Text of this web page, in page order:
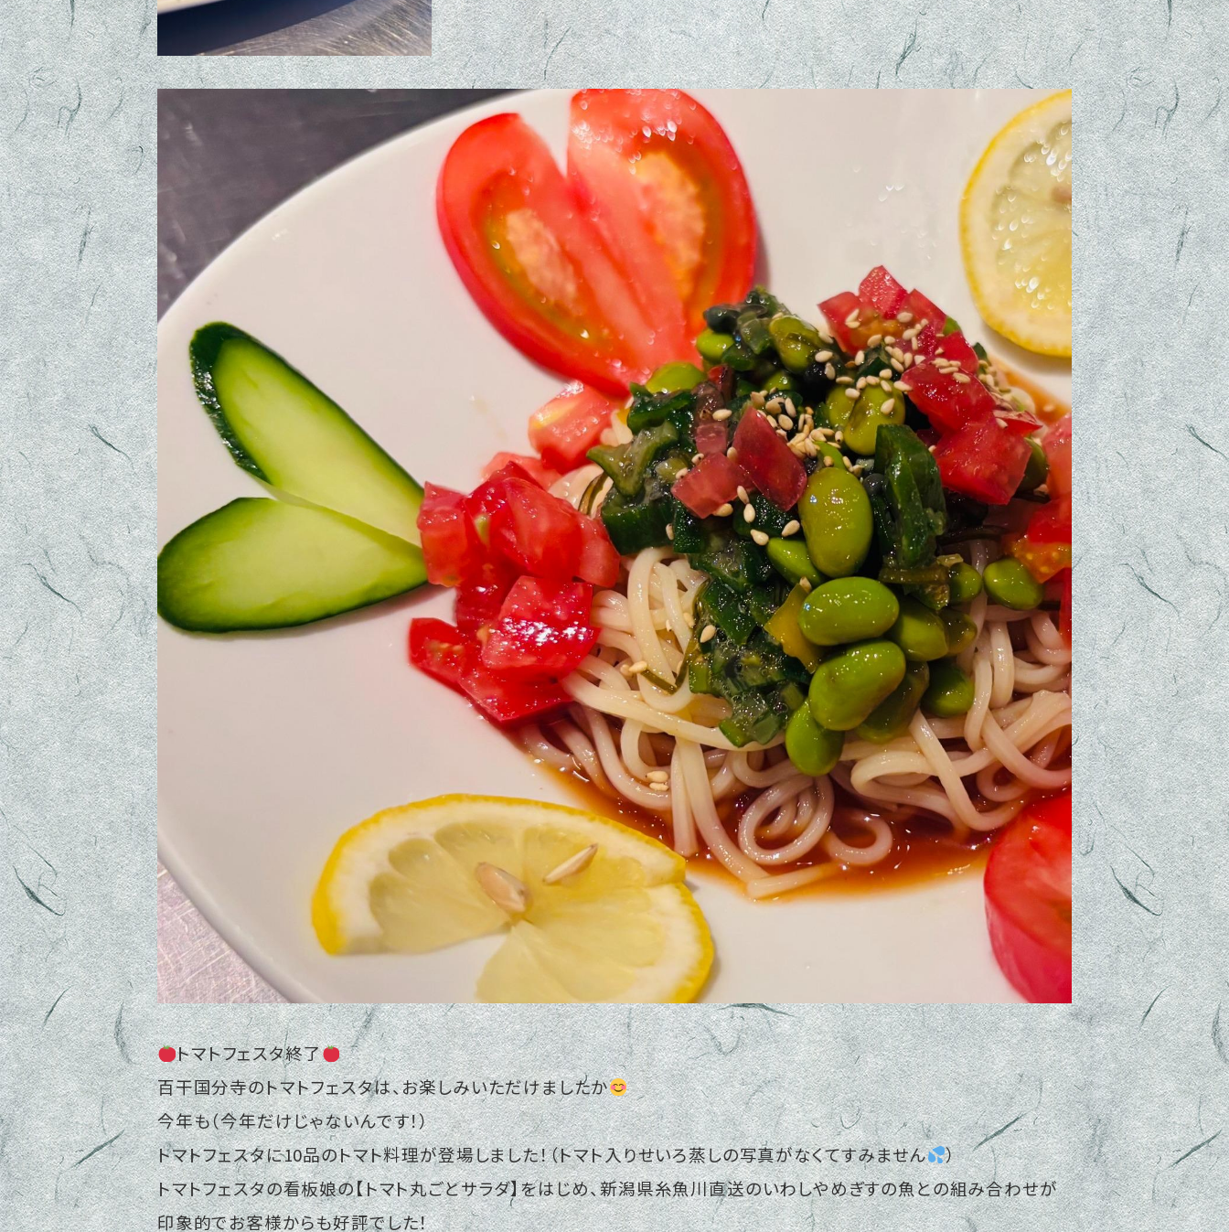
トマトフェスタ終了
百干国分寺のトマトフェスタは、お楽しみいただけましたか
今年も（今年だけじゃないんです！）
トマトフェスタに10品のトマト料理が登場しました！（トマト入りせいろ蒸しの写真がなくてすみません
）
トマトフェスタの看板娘の【トマト丸ごとサラダ】をはじめ、新潟県糸魚川直送のいわしやめぎすの魚との組み合わせが
印象的でお客様からも好評でした！